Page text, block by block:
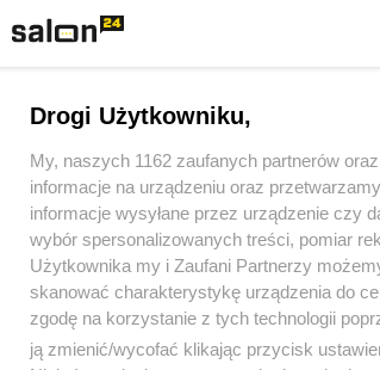
Drogi Użytkowniku,
My, naszych 1162 zaufanych partnerów
informacje na urządzeniu oraz
informacje wysyłane przez urządzenie czy
wybór spersonalizowanych treści, pomiar
Użytkownika my i Zaufani Partnerzy
skanować charakterystykę urządzenia do
zgodę na korzystanie z tych technologii
ją zmienić/wycofać klikając przycisk